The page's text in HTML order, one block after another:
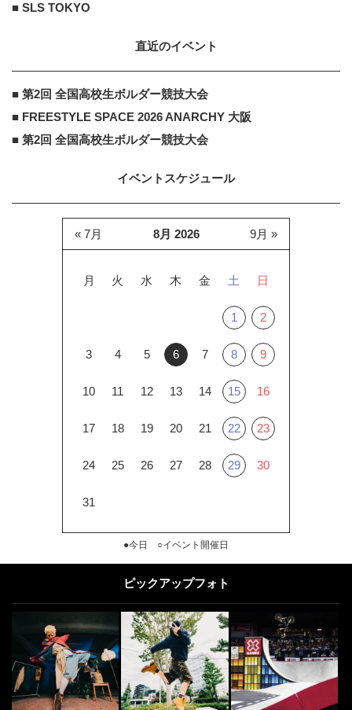
■ SLS TOKYO
直近のイベント
■ 第2回 全国高校生ボルダー競技大会
■ FREESTYLE SPACE 2026 ANARCHY 大阪
■ 第2回 全国高校生ボルダー競技大会
イベントスケジュール
8月 2026
月 火 水 木 金 土 日
1 2
3 4 5 6 7 8 9
10 11 12 13 14 15 16
17 18 19 20 21 22 23
24 25 26 27 28 29 30
31
« 7月 9月 »
●今日 ○イベント開催日
ピックアップフォト